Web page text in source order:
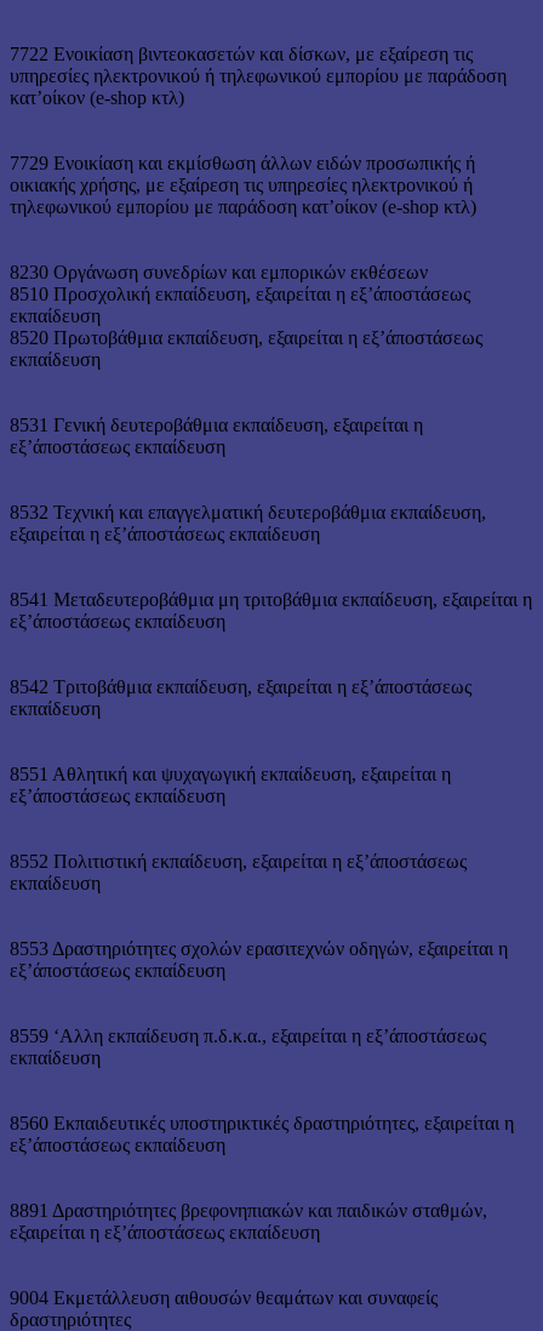
7722 Ενοικίαση βιντεοκασετών και δίσκων, με εξαίρεση τις
υπηρεσίες ηλεκτρονικού ή τηλεφωνικού εμπορίου με παράδοση
κατ’οίκον (e-shop κτλ)
7729 Ενοικίαση και εκμίσθωση άλλων ειδών προσωπικής ή
οικιακής χρήσης, με εξαίρεση τις υπηρεσίες ηλεκτρονικού ή
τηλεφωνικού εμπορίου με παράδοση κατ’οίκον (e-shop κτλ)
8230 Οργάνωση συνεδρίων και εμπορικών εκθέσεων
8510 Προσχολική εκπαίδευση, εξαιρείται η εξ’άποστάσεως
εκπαίδευση
8520 Πρωτοβάθμια εκπαίδευση, εξαιρείται η εξ’άποστάσεως
εκπαίδευση
8531 Γενική δευτεροβάθμια εκπαίδευση, εξαιρείται η
εξ’άποστάσεως εκπαίδευση
8532 Τεχνική και επαγγελματική δευτεροβάθμια εκπαίδευση,
εξαιρείται η εξ’άποστάσεως εκπαίδευση
8541 Μεταδευτεροβάθμια μη τριτοβάθμια εκπαίδευση, εξαιρείται η
εξ’άποστάσεως εκπαίδευση
8542 Τριτοβάθμια εκπαίδευση, εξαιρείται η εξ’άποστάσεως
εκπαίδευση
8551 Αθλητική και ψυχαγωγική εκπαίδευση, εξαιρείται η
εξ’άποστάσεως εκπαίδευση
8552 Πολιτιστική εκπαίδευση, εξαιρείται η εξ’άποστάσεως
εκπαίδευση
8553 Δραστηριότητες σχολών ερασιτεχνών οδηγών, εξαιρείται η
εξ’άποστάσεως εκπαίδευση
8559 ‘Αλλη εκπαίδευση π.δ.κ.α., εξαιρείται η εξ’άποστάσεως
εκπαίδευση
8560 Εκπαιδευτικές υποστηρικτικές δραστηριότητες, εξαιρείται η
εξ’άποστάσεως εκπαίδευση
8891 Δραστηριότητες βρεφονηπιακών και παιδικών σταθμών,
εξαιρείται η εξ’άποστάσεως εκπαίδευση
9004 Εκμετάλλευση αιθουσών θεαμάτων και συναφείς
δραστηριότητες